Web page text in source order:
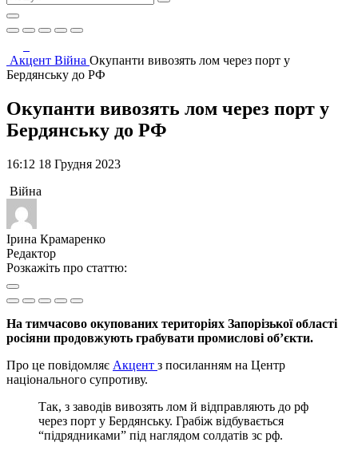
Акцент Війна Окупанти вивозять лом через порт у
Бердянську до РФ
Окупанти вивозять лом через порт у
Бердянську до РФ
16:12 18 Грудня 2023
Війна
Ірина Крамаренко
Редактор
Розкажіть про статтю:
На тимчасово окупованих територіях Запорізької області
росіяни продовжують грабувати промислові об’єкти.
Про це повідомляє Акцент з посиланням на Центр
національного супротиву.
Так, з заводів вивозять лом й відправляють до рф
через порт у Бердянську. Грабіж відбувається
“підрядниками” під наглядом солдатів зс рф.